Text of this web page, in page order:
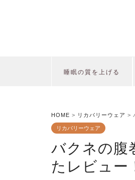
睡眠の質を上げる
HOME > リカバリーウェア >
リカバリーウェア
バクネの腹
たレビュー